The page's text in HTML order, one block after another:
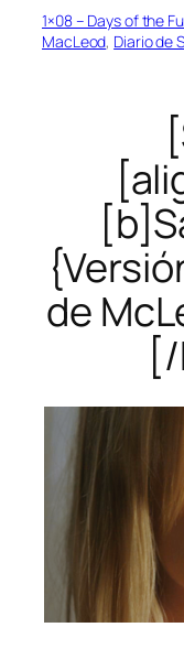
1×08 – Days of the
MacLeod, Diario de
de